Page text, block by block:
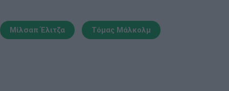
Μίλσαπ Έλιτζα Τόμας Μάλκολμ